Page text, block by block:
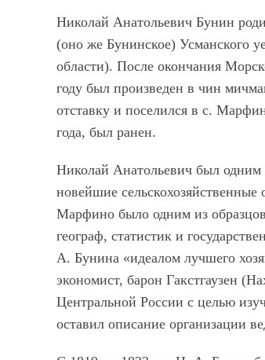
Николай Анатольевич Бунин
(оно же Бунинское) Усманского
области). После окончания
году был произведен в чин
отставку и поселился в с.
года, был ранен.
Николай Анатольевич был одним
новейшие
Марфино было одним из
географ, статистик и
А. Бунина «идеалом лучшего
экономист, барон Гакстгаузен
Центральной России с целью
оставил описание организации